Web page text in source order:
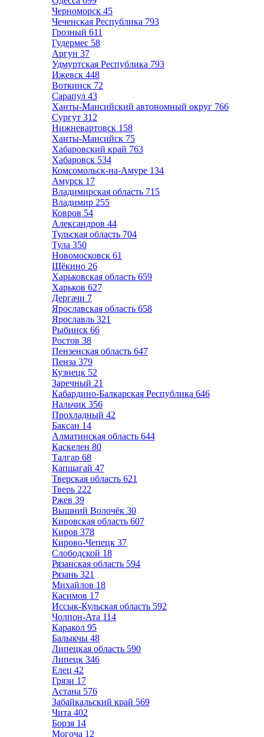
Черноморск 45
Чеченская Республика 793
Грозный 611
Гудермес 58
Аргун 37
Удмуртская Республика 793
Ижевск 448
Воткинск 72
Сарапул 43
Ханты-Мансийский автономный округ 766
Сургут 312
Нижневартовск 158
Ханты-Мансийск 75
Хабаровский край 763
Хабаровск 534
Комсомольск-на-Амуре 134
Амурск 17
Владимирская область 715
Владимир 255
Ковров 54
Александров 44
Тульская область 704
Тула 350
Новомосковск 61
Щёкино 26
Харьковская область 659
Харьков 627
Дергачи 7
Ярославская область 658
Ярославль 321
Рыбинск 66
Ростов 38
Пензенская область 647
Пенза 379
Кузнецк 52
Заречный 21
Кабардино-Балкарская Республика 646
Нальчик 356
Прохладный 42
Баксан 14
Алматинская область 644
Каскелен 80
Талгар 68
Капшагай 47
Тверская область 621
Тверь 222
Ржев 39
Вышний Волочёк 30
Кировская область 607
Киров 378
Кирово-Чепецк 37
Слободской 18
Рязанская область 594
Рязань 321
Михайлов 18
Касимов 17
Иссык-Кульская область 592
Чолпон-Ата 114
Каракол 95
Балыкчы 48
Липецкая область 590
Липецк 346
Елец 42
Грязи 17
Астана 576
Забайкальский край 569
Чита 402
Борзя 14
Могоча 12